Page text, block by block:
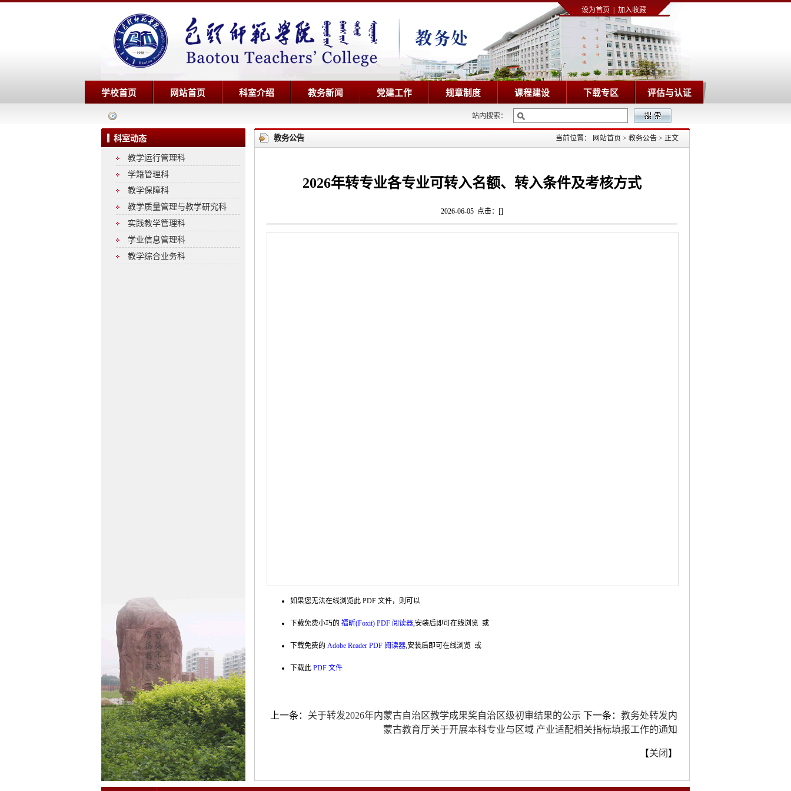
设为首页 加入收藏
学校首页 网站首页 科室介绍 教务新闻 党建工作 规章制度 课程建设 下载专区 评估与认证
站内搜索：
科室动态
教学运行管理科
学籍管理科
教学保障科
教学质量管理与教学研究科
实践教学管理科
学业信息管理科
教学综合业务科
教务公告 当前位置： 网站首页 > 教务公告 > 正文
2026年转专业各专业可转入名额、转入条件及考核方式
2026-06-05 点击：[]
如果您无法在线浏览此 PDF 文件，则可以
下载免费小巧的 福昕(Foxit) PDF 阅读器,安装后即可在线浏览 或
下载免费的 Adobe Reader PDF 阅读器,安装后即可在线浏览 或
下载此 PDF 文件
上一条： 关于转发2026年内蒙古自治区教学成果奖自治区级初审结果的公示 下一条： 教务处转发内
蒙古教育厅关于开展本科专业与区域 产业适配相关指标填报工作的通知
【关闭 】